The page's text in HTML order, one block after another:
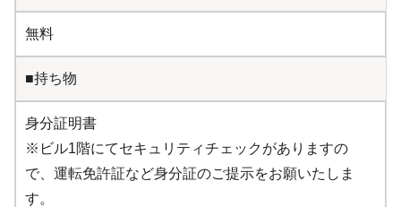
無料
■持ち物
身分証明書
※ビル1階にてセキュリティチェックがありますの
で、運転免許証など身分証のご提示をお願いたしま
す。